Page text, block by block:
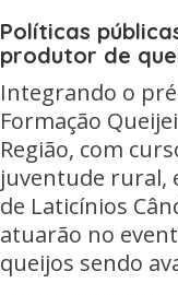
Políticas
produtor de
Integrando o
Formação
Região, com
juventude rural,
de Laticínios
atuarão no
queijos sendo